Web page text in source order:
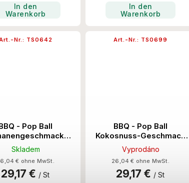
In den
Warenkorb
In den
Warenkorb
- Pop Ball
3.2KG/4Stk
Skladem
€ ohne MwSt.
29,17 € / St
Nr.: TS0642
BBQ - Pop Ball
Kokosnuss-Geschmack
3.2KG/4Stk
Vyprodáno
26,04 € ohne MwSt.
29,17 € / St
Art.-Nr.: TS0699